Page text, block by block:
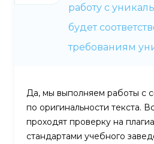
работу с
будет
требованиям
Да, мы выполняем работы с
по оригинальности текста.
проходят проверку на
стандартами учебного